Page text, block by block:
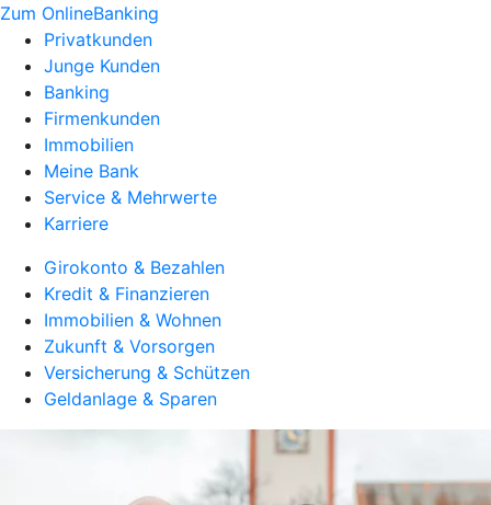
Zum OnlineBanking
Privatkunden
Junge Kunden
Banking
Firmenkunden
Immobilien
Meine Bank
Service & Mehrwerte
Karriere
Girokonto & Bezahlen
Kredit & Finanzieren
Immobilien & Wohnen
Zukunft & Vorsorgen
Versicherung & Schützen
Geldanlage & Sparen